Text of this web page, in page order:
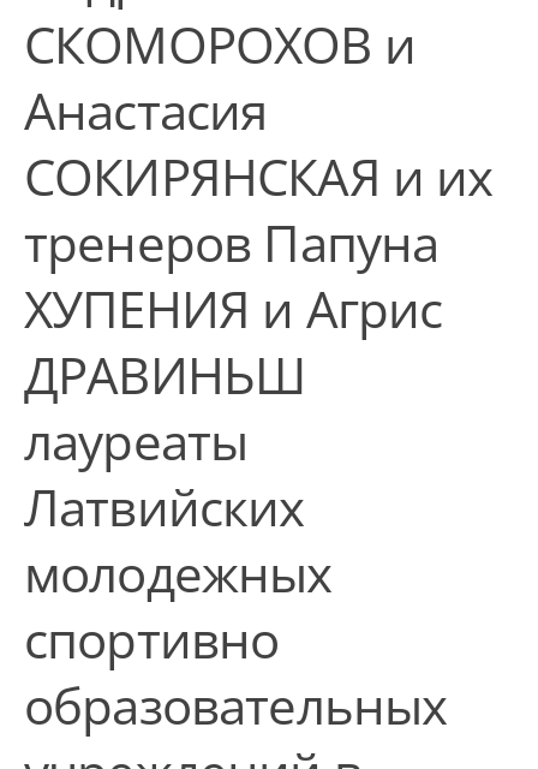
СКОМОРОХОВ и
Анастасия
СОКИРЯНСКАЯ и их
тренеров Папуна
ХУПЕНИЯ и Агрис
ДРАВИНЬШ
лауреаты
Латвийских
молодежных
спортивно
образовательных